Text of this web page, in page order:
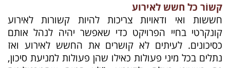
קשוֹר כל חשש לאירוע
חששות ואי ודאויות צריכות להיות קשורות לאירוע
קונקרטי בחיי הפרויקט כדי שאפשר יהיה לנהל אותם
כסיכונים. לעיתים לא קושרים את החשש לאירוע ואז
נתלים בכל מיני פעולות כאילו שהן פעולות למניעת סיכון,